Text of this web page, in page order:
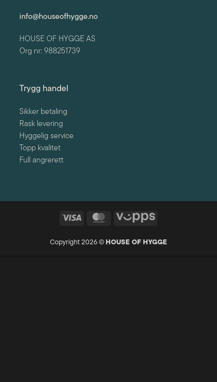
info@houseofhygge.no
HOUSE OF HYGGE AS
Org nr: 988251739
Trygg handel
Sikker betaling
Rask levering
Hyggelig service
Topp kvalitet
Full angrerett
Visa MasterCard Vipps
Copyright 2026 © HOUSE OF HYGGE